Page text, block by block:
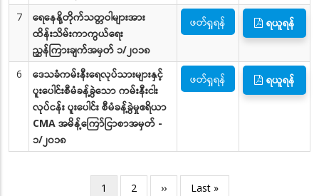
7
ရေနေနို့တိုက်သတ္တဝါများအား
ထိန်းသိမ်းကာကွယ်ရေး
ညွှန်ကြားချက်အမှတ် ၁/၂၀၁၈
ဖတ်ရှုရန် ရယူရန်
6
ဒေသခံကမ်းနီးရေလုပ်သားများနှင့်
ပူးပေါင်းစီမံခန့်ခွဲသော ကမ်းနီးငါး
လုပ်ငန်း ပူးပေါင်း စီမံခန့်ခွဲမှုဧရိယာ
CMA အမိန့်ကြော်ငြာစာအမှတ် -
၁/၂၀၁၈
ဖတ်ရှုရန် ရယူရန်
လက်ရှိ
1 စာမျက်နှာ
2
Next
››
Last
Last »